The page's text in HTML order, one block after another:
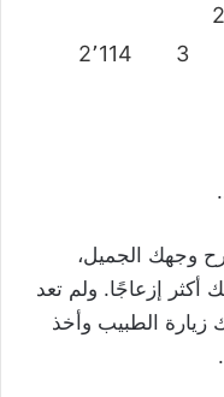
3 2٬114
وجهك الجميل،
إزعاجًا. ولم تعد
زيارة الطبيب وأخذ